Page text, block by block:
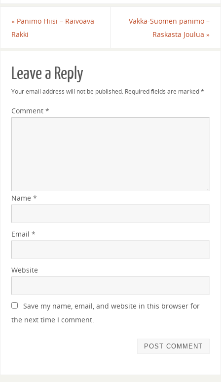
«Panimo Hiisi – Raivoava
Rakki
Vakka-Suomen panimo –
Raskasta Joulua»
Leave a Reply
Your email address will not be published. Required fields are marked*
Comment *
Name *
Email *
Website
Save my name, email, and website in this browser for
the next time I comment.